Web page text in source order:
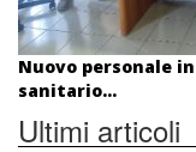
Nuovo personale
sanitario...
Ultimi articoli